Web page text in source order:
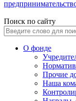
Поиск по сайту
О фонде
Прочие
Наша